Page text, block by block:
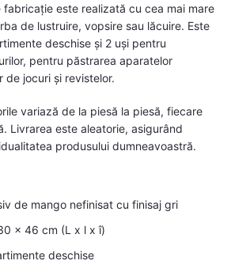
este realizată cu cea mai mare
de lustruire, vopsire sau lăcuire. Este
deschise și 2 uși pentru
pentru păstrarea aparatelor
de jocuri și revistelor.
variază de la piesă la piesă, fiecare
Livrarea este aleatorie, asigurând
produsului dumneavoastră.
de mango nefinisat cu finisaj gri
x 46 cm (L x l x î)
deschise